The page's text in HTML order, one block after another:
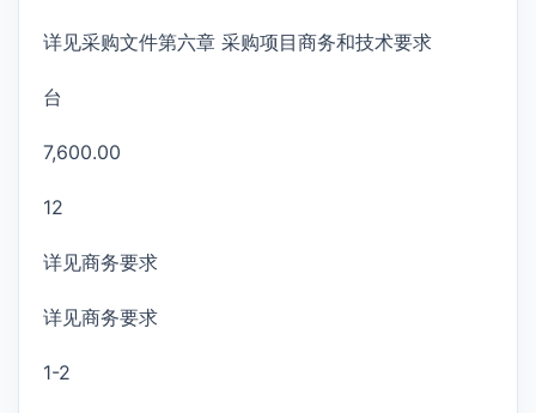
详见采购文件第六章 采购项目商务和技术要求
台
7,600.00
12
详见商务要求
详见商务要求
1-2